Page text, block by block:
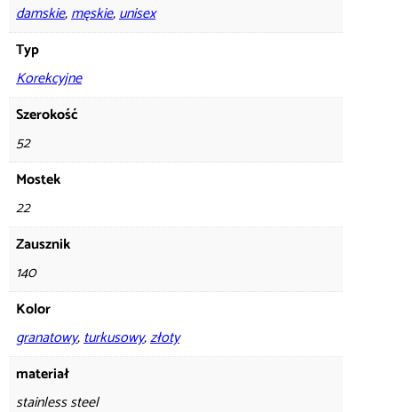
damskie,męskie,unisex
Typ
Korekcyjne
Szerokość
52
Mostek
22
Zausznik
140
Kolor
granatowy,turkusowy,złoty
materiał
stainless steel